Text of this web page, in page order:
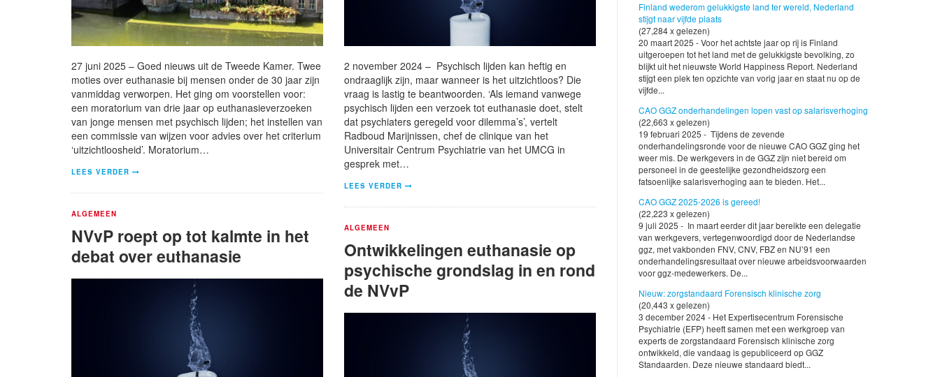
27 juni 2025 – Goed nieuws uit de Tweede Kamer. Twee
moties over euthanasie bij mensen onder de 30 jaar zijn
vanmiddag verworpen. Het ging om voorstellen voor:
een moratorium van drie jaar op euthanasieverzoeken
van jonge mensen met psychisch lijden; het instellen van
een commissie van wijzen voor advies over het criterium
‘uitzichtloosheid’. Moratorium…
LEES VERDER
2 november 2024 – Psychisch lijden kan heftig en
ondraaglijk zijn, maar wanneer is het uitzichtloos? Die
vraag is lastig te beantwoorden. ‘Als iemand vanwege
psychisch lijden een verzoek tot euthanasie doet, stelt
dat psychiaters geregeld voor dilemma’s’, vertelt
Radboud Marijnissen, chef de clinique van het
Universitair Centrum Psychiatrie van het UMCG in
gesprek met…
LEES VERDER
ALGEMEEN
NVvP roept op tot kalmte in het
debat over euthanasie
ALGEMEEN
Ontwikkelingen euthanasie op
psychische grondslag in en rond
de NVvP
Finland wederom gelukkigste land ter wereld, Nederland
stijgt naar vijfde plaats
(27,284 x gelezen)
20 maart 2025 - Voor het achtste jaar op rij is Finland
uitgeroepen tot het land met de gelukkigste bevolking, zo
blijkt uit het nieuwste World Happiness Report. Nederland
stijgt een plek ten opzichte van vorig jaar en staat nu op de
vijfde...
CAO GGZ onderhandelingen lopen vast op salarisverhoging
(22,663 x gelezen)
19 februari 2025 - Tijdens de zevende
onderhandelingsronde voor de nieuwe CAO GGZ ging het
weer mis. De werkgevers in de GGZ zijn niet bereid om
personeel in de geestelijke gezondheidszorg een
fatsoenlijke salarisverhoging aan te bieden. Het...
CAO GGZ 2025-2026 is gereed!
(22,223 x gelezen)
9 juli 2025 - In maart eerder dit jaar bereikte een delegatie
van werkgevers, vertegenwoordigd door de Nederlandse
ggz, met vakbonden FNV, CNV, FBZ en NU’91 een
onderhandelingsresultaat over nieuwe arbeidsvoorwaarden
voor ggz-medewerkers. De...
Nieuw: zorgstandaard Forensisch klinische zorg
(20,443 x gelezen)
3 december 2024 - Het Expertisecentrum Forensische
Psychiatrie (EFP) heeft samen met een werkgroep van
experts de zorgstandaard Forensisch klinische zorg
ontwikkeld, die vandaag is gepubliceerd op GGZ
Standaarden. Deze nieuwe standaard biedt...